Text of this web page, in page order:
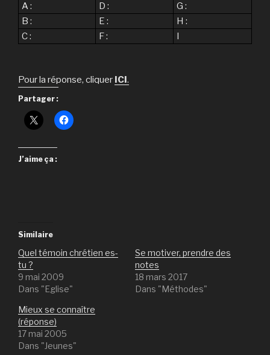
A :
D :
G :
B :
E :
H :
C :
F : I
Pour la réponse, cliquer ICI.
Partager :
J’aime ça :
Similaire
Quel témoin chrétien es-
tu ?
9 mai 2009
Dans "Eglise"
Se motiver, prendre des
notes
18 mars 2017
Dans "Méthodes"
Mieux se connaître
(réponse)
17 mai 2005
Dans "Jeunes"